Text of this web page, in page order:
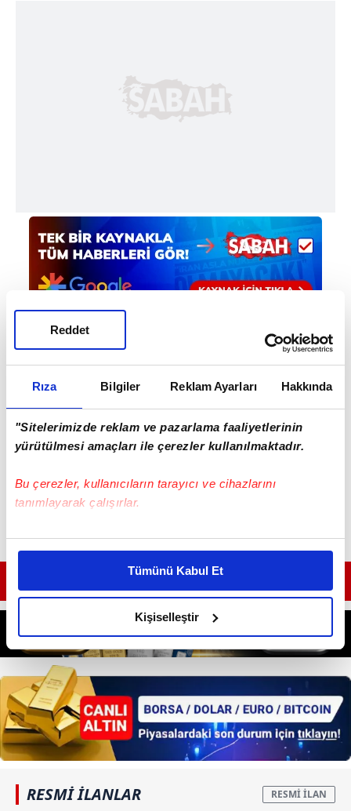
Rıza Bilgiler Reklam Ayarları Hakkında
"Sitelerimizde reklam ve pazarlama faaliyetlerinin
yürütülmesi amaçları ile çerezler kullanılmaktadır.
Bu çerezler, kullanıcıların tarayıcı ve cihazlarını
tanımlayarak çalışırlar.
Bu çerezlere izin vermeniz halinde sizlere özel
daha iyi reklam deneyimi yaşatabiliriz. Bunu yaparken
amacımızın size daha iyi bir reklam deneyimi sunmak
olduğunu ve sizlere en iyi içerikleri sunabilmek adına
elimizden gelen çabayı gösterdiğimizi ve bu noktada,
reklamların maliyetlerimizi karşılamak noktasında tek gelir
kalemimiz olduğunu sizlere hatırlatmak isteriz.
Her halükârda, kullanıcılar, bu çerezlere izin vermedikleri
takdirde, kullanıcılara hedefli reklamlar
gösterilmeyecektir."
Sizlere daha iyi bir hizmet sunabilmek için İnternet
Sitemizde kendimize ve üçüncü kişilere ait çerezler
Tümünü Kabul Et
Kişiselleştir
Reddet
Haber Girişi
Mete Efendioğlu - Editör
#MİMAR SİNAN
RESMİ İLANLAR